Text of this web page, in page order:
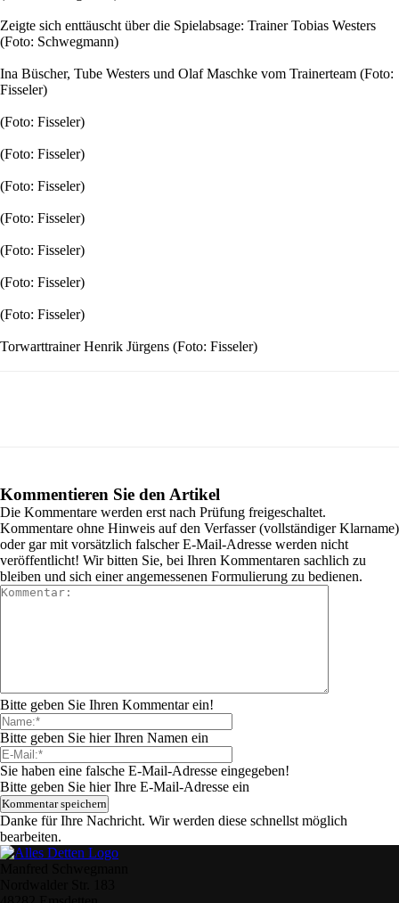
Zeigte sich enttäuscht über die Spielabsage: Trainer Tobias Westers
(Foto: Schwegmann)
Ina Büscher, Tube Westers und Olaf Maschke vom Trainerteam (Foto:
Fisseler)
(Foto: Fisseler)
(Foto: Fisseler)
(Foto: Fisseler)
(Foto: Fisseler)
(Foto: Fisseler)
(Foto: Fisseler)
(Foto: Fisseler)
Torwarttrainer Henrik Jürgens (Foto: Fisseler)
Kommentieren Sie den Artikel
Die Kommentare werden erst nach Prüfung freigeschaltet.
Kommentare ohne Hinweis auf den Verfasser (vollständiger Klarname)
oder gar mit vorsätzlich falscher E-Mail-Adresse werden nicht
veröffentlicht! Wir bitten Sie, bei Ihren Kommentaren sachlich zu
bleiben und sich einer angemessenen Formulierung zu bedienen.
Bitte geben Sie Ihren Kommentar ein!
Bitte geben Sie hier Ihren Namen ein
Sie haben eine falsche E-Mail-Adresse eingegeben!
Bitte geben Sie hier Ihre E-Mail-Adresse ein
Danke für Ihre Nachricht. Wir werden diese schnellst möglich
bearbeiten.